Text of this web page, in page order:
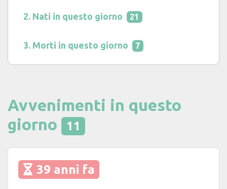
Nati in questo giorno 21
Morti in questo giorno 7
Avvenimenti in questo
giorno
11
39 anni fa